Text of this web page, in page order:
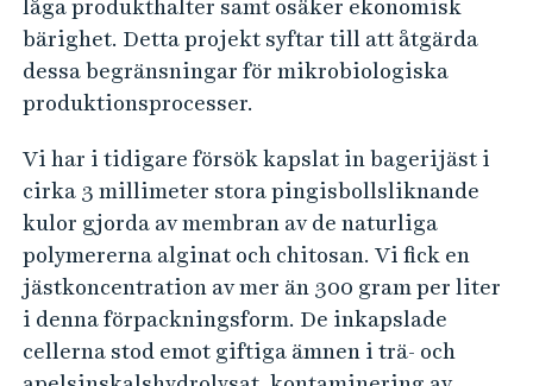
f
f
e
k
t
i
v
a
b
i
låga produkthalter samt osäker ekonomisk
bärighet. Detta projekt syftar till att åtgärda
dessa begränsningar för mikrobiologiska
produktionsprocesser.
Vi har i tidigare försök kapslat in bagerijäst i
cirka 3 millimeter stora pingisbollsliknande
kulor gjorda av membran av de naturliga
polymererna alginat och chitosan. Vi fick en
jästkoncentration av mer än 300 gram per liter
i denna förpackningsform. De inkapslade
cellerna stod emot giftiga ämnen i trä- och